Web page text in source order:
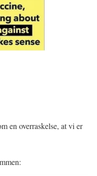
en overraskelse, at vi er